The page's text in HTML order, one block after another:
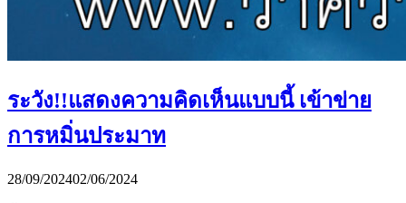
ระวัง!!แสดงความคิดเห็นแบบนี้ เข้าข่าย
การหมิ่นประมาท
28/09/202402/06/2024